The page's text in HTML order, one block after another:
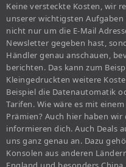
Keine versteckte Kosten, wir
unserer wichtigsten
nicht nur um die E-Mail
Newsletter gegeben hast,
Händler genau anschauen,
berichten. Das kann zum
Kleingedruckten weitere
Beispiel die Datenautomatik
Tarifen. Wie wäre es mit
Prämien? Auch hier haben
informieren dich. Auch Deals
uns ganz genau an. Dazu
Konsolen aus anderen